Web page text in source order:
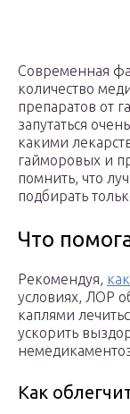
Современная
количество
препаратов от
запутаться
какими
гайморовых и
помнить, что
подбирать
Что
Рекомендуя,
условиях, ЛОР
каплями
ускорить
Как